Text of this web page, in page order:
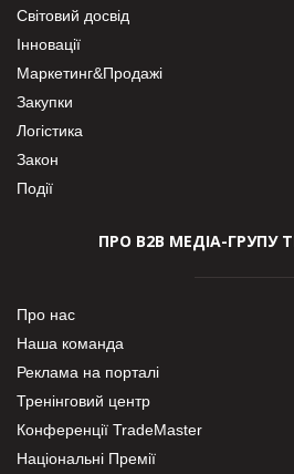
Світовий досвід
Інновації
Маркетинг&Продажі
Закупки
Логістика
Закон
Події
ПРО В2В МЕДІА-ГРУПУ
Про нас
Наша команда
Реклама на порталі
Тренінговий центр
Конференції TradeMaster
Національні Премії